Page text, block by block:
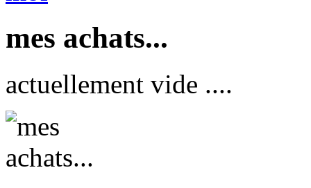
mes achats...
actuellement vide ....